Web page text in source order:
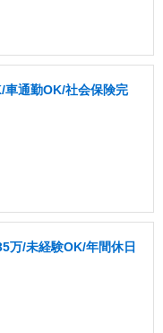
車通勤OK/社会保険完
万/未経験OK/年間休日